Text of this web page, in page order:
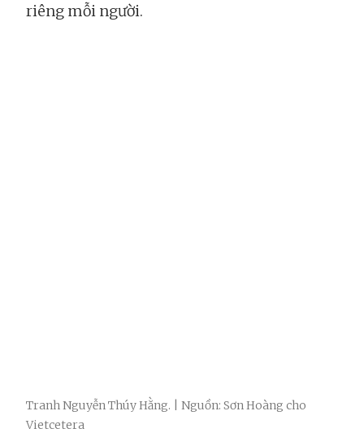
riêng mỗi người.
Tranh Nguyễn Thúy Hằng. | Nguồn: Sơn Hoàng cho
Vietcetera